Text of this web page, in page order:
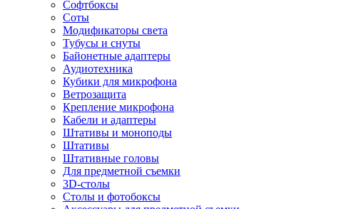
Софтбоксы
Соты
Модификаторы света
Тубусы и снуты
Байонетные адаптеры
Аудиотехника
Кубики для микрофона
Ветрозащита
Крепление микрофона
Кабели и адаптеры
Штативы и моноподы
Штативы
Штативные головы
Для предметной съемки
3D-столы
Столы и фотобоксы